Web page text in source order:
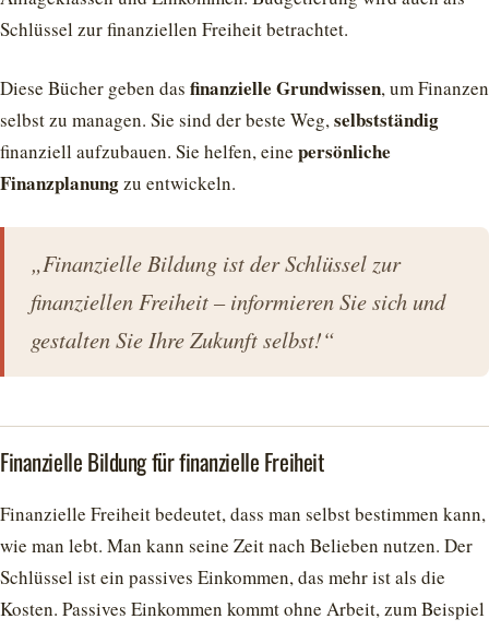
Schlüssel zur finanziellen Freiheit betrachtet.
Diese Bücher geben das finanzielle Grundwissen, um Finanzen
selbst zu managen. Sie sind der beste Weg,selbstständig
finanziell aufzubauen. Sie helfen, eine persönliche
Finanzplanungzu entwickeln.
„Finanzielle Bildung ist der Schlüssel zur
finanziellen Freiheit – informieren Sie sich und
gestalten Sie Ihre Zukunft selbst!“
Finanzielle Bildung für finanzielle Freiheit
Finanzielle Freiheit bedeutet, dass man selbst bestimmen kann,
wie man lebt. Man kann seine Zeit nach Belieben nutzen. Der
Schlüssel ist ein passives Einkommen, das mehr ist als die
Kosten. Passives Einkommen kommt ohne Arbeit, zum Beispiel